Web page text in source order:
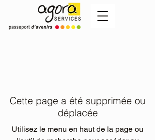
Cette page a été supprimée ou
déplacée
Utilisez le menu en haut de la page ou